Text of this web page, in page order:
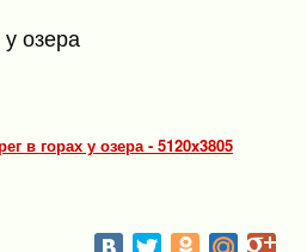
озера
в горах у озера - 5120x3805